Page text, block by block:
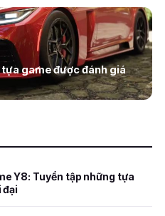
game được đánh giá
Y8: Tuyển tập những tựa
đại